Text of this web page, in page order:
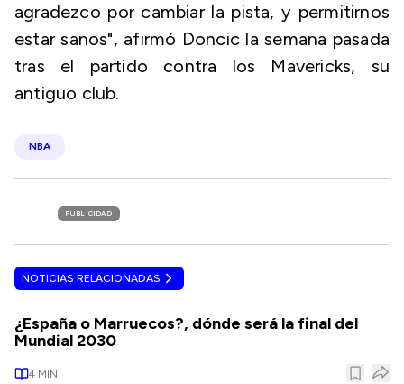
agradezco por cambiar la pista, y permitirnos
estar sanos", afirmó Doncic la semana pasada
tras el partido contra los Mavericks, su
antiguo club.
NBA
PUBLICIDAD
NOTICIAS RELACIONADAS
¿España o Marruecos?, dónde será la final del
Mundial 2030
4 MIN